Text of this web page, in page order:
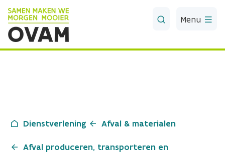
Skip to Main Content
Menu
Dienstverlening Afval & materialen
Afval produceren, transporteren en